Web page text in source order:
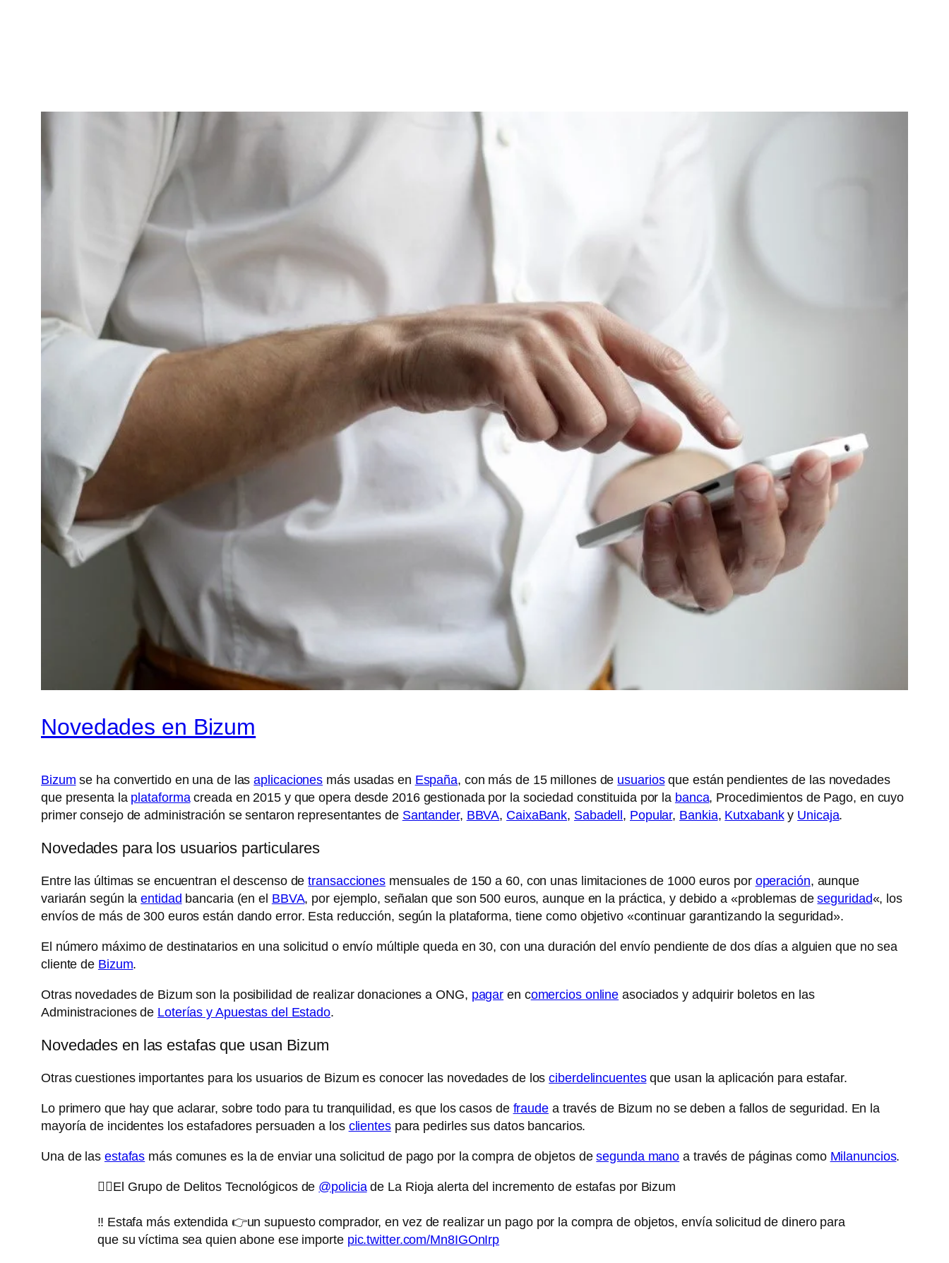
Novedades en Bizum
Bizum se ha convertido en una de lasaplicaciones más usadas en España, con más de 15 millones de usuariosque están pendientes de las novedades
que presenta la plataformacreada en 2015 y que opera desde 2016 gestionada por la sociedad constituida por la banca, Procedimientos de Pago, en cuyo
primer consejo de administración se sentaron representantes de Santander, BBVA, CaixaBank, Sabadell, Popular, Bankia, Kutxabanky Unicaja.
Novedades para los usuarios particulares
Entre las últimas se encuentran el descenso detransacciones mensuales de 150 a 60, con unas limitaciones de 1000 euros por operación, aunque
variarán según laentidad bancaria (en el BBVA, por ejemplo, señalan que son 500 euros, aunque en la práctica, y debido a «problemas deseguridad«, los
envíos de más de 300 euros están dando error. Esta reducción, según la plataforma, tiene como objetivo «continuar garantizando la seguridad».
El número máximo de destinatarios en una solicitud o envío múltiple queda en 30, con una duración del envío pendiente de dos días a alguien que no sea
cliente de Bizum.
Otras novedades de Bizum son la posibilidad de realizar donaciones a ONG, pagar en comercios online asociados y adquirir boletos en las
Administraciones de Loterías y Apuestas del Estado.
Novedades en las estafas que usan Bizum
Otras cuestiones importantes para los usuarios de Bizum es conocer las novedades de losciberdelincuentesque usan la aplicación para estafar.
Lo primero que hay que aclarar, sobre todo para tu tranquilidad, es que los casos de fraudea través de Bizum no se deben a fallos de seguridad. En la
mayoría de incidentes los estafadores persuaden a los clientespara pedirles sus datos bancarios.
Una de las estafas más comunes es la de enviar una solicitud de pago por la compra de objetos desegunda mano a través de páginas como Milanuncios.
👮‍♀️El Grupo de Delitos Tecnológicos de @policiade La Rioja alerta del incremento de estafas por Bizum
‼️ Estafa más extendida 👉un supuesto comprador, en vez de realizar un pago por la compra de objetos, envía solicitud de dinero para
que su víctima sea quien abone ese importe pic.twitter.com/Mn8IGOnIrp